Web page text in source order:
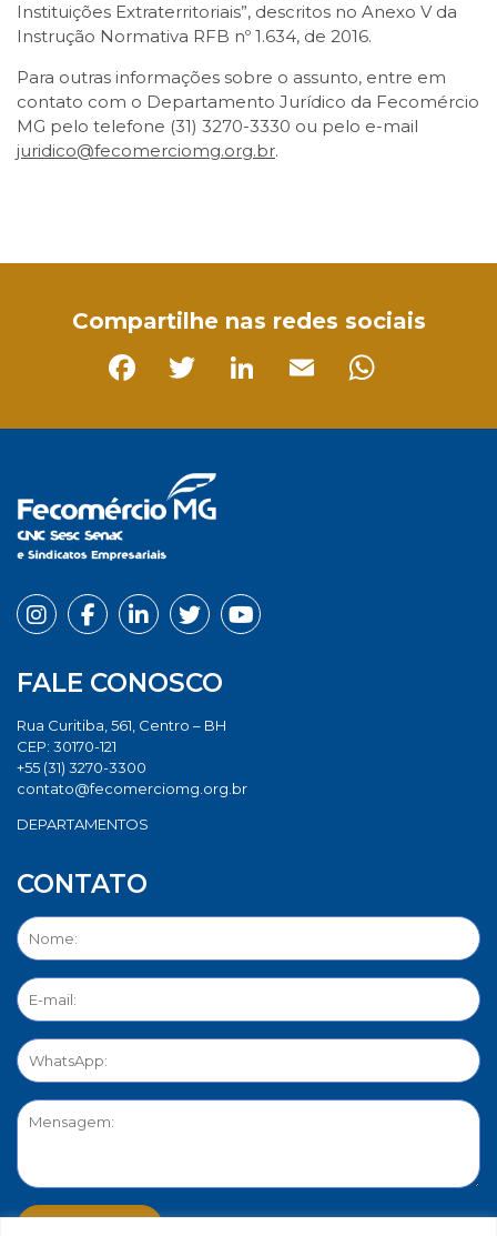
Instituições Extraterritoriais”, descritos no Anexo V da
Instrução Normativa RFB nº 1.634, de 2016.
Para outras informações sobre o assunto, entre em
contato com o Departamento Jurídico da Fecomércio
MG pelo telefone (31) 3270-3330 ou pelo e-mail
juridico@fecomerciomg.org.br.
Compartilhe nas redes sociais
FALE CONOSCO
Rua Curitiba, 561, Centro – BH
CEP: 30170-121
+55 (31) 3270-3300
contato@fecomerciomg.org.br
DEPARTAMENTOS
CONTATO